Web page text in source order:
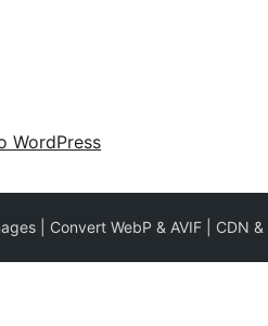
WordPress
| Convert WebP & AVIF | CDN